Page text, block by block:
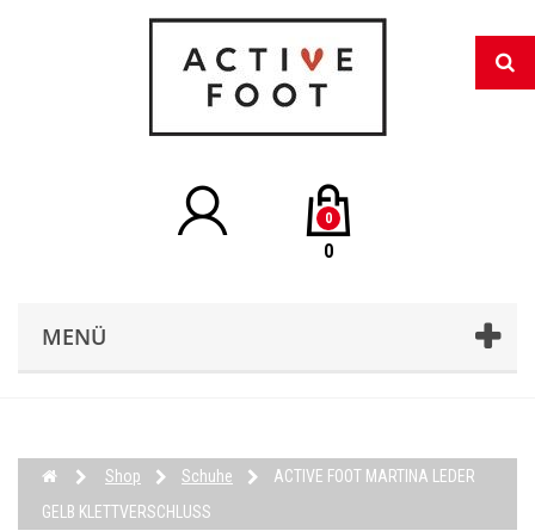
MENÜ
0
0
Shop Schuhe
ACTIVE FOOT MARTINA LEDER
GELB KLETTVERSCHLUSS